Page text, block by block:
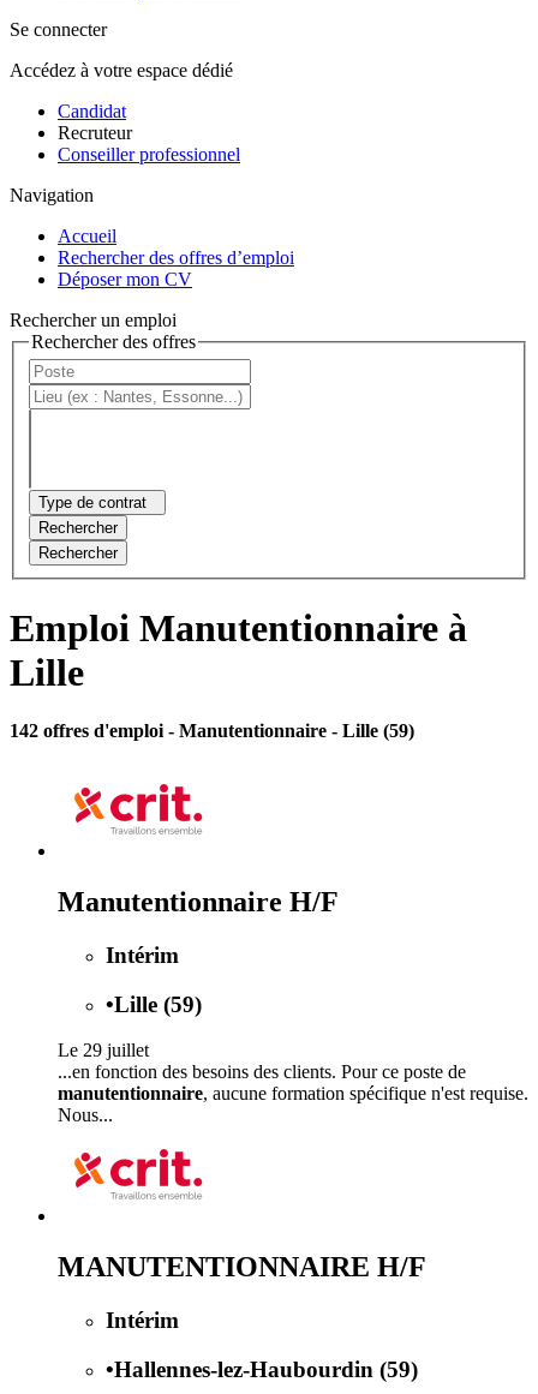
Se connecter
Accédez à votre espace dédié
Candidat
Recruteur
Conseiller professionnel
Navigation
Accueil
Rechercher des offres d’emploi
Déposer mon CV
Rechercher un emploi
Rechercher des offres
Type de contrat
Rechercher
Rechercher
Emploi Manutentionnaire à
Lille
142 offres d'emploi - Manutentionnaire - Lille (59)
Manutentionnaire H/F
Intérim
•Lille (59)
Le 29 juillet
...en fonction des besoins des clients. Pour ce poste de
manutentionnaire, aucune formation spécifique n'est requise.
Nous...
MANUTENTIONNAIRE H/F
Intérim
•Hallennes-lez-Haubourdin (59)